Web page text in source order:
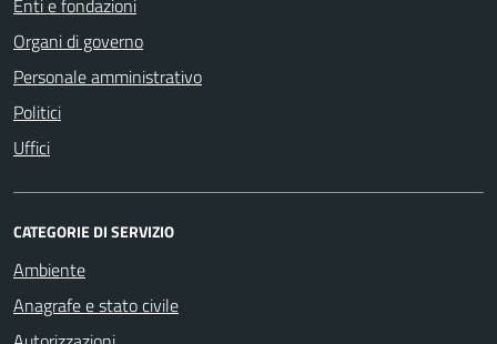
Organi di governo
Personale amministrativo
Politici
Uffici
CATEGORIE DI SERVIZIO
Ambiente
Anagrafe e stato civile